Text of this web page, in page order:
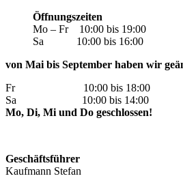
Öffnungszeiten
Mo – Fr 10:00 bis 19:00
Sa 10:00 bis 16:00
von Mai bis September haben wir
Fr 10:00 bis 18:00
Sa 10:00 bis 14:00
Mo, Di, Mi und Do geschlossen!
Geschäftsführer
Kaufmann Stefan